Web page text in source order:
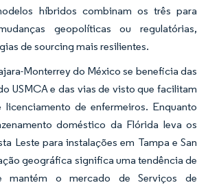
híbridos combinam os três para
geopolíticas ou regulatórias,
de sourcing mais resilientes.
Monterrey do México se beneficia das
USMCA e das vias de visto que facilitam
de enfermeiros. Enquanto
doméstico da Flórida leva os
Leste para instalações em Tampa e San
geográfica significa uma tendência de
mantém o mercado de Serviços de